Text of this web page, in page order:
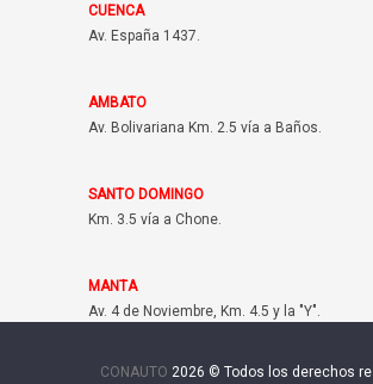
CUENCA
Av. España 1437.
AMBATO
Av. Bolivariana Km. 2.5 vía a Baños.
SANTO DOMINGO
Km. 3.5 vía a Chone.
MANTA
Av. 4 de Noviembre, Km. 4.5 y la "Y".
CONAUTO 2026 © Todos los derechos